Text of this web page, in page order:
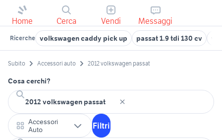
Home Cerca Vendi Messaggi
Ricerche volkswagen caddy pick up passat 1.9 tdi 130 cv
Subito Accessori auto 2012 volkswagen passat
Cosa cerchi?
Accessori
Auto
Filtri